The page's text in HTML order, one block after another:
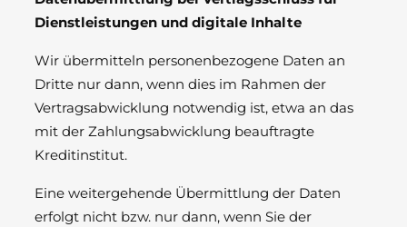
Dienstleistungen und digitale Inhalte
Wir übermitteln personenbezogene Daten an
Dritte nur dann, wenn dies im Rahmen der
Vertragsabwicklung notwendig ist, etwa an das
mit der Zahlungsabwicklung beauftragte
Kreditinstitut.
Eine weitergehende Übermittlung der Daten
erfolgt nicht bzw. nur dann, wenn Sie der